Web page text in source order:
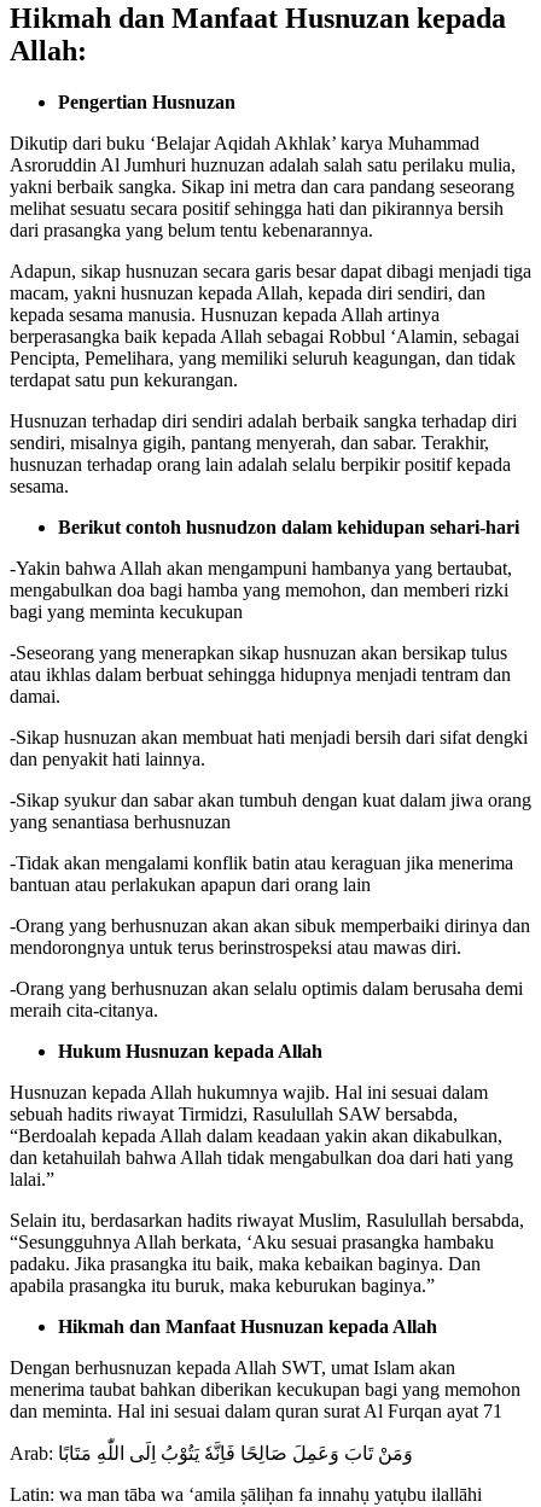
Hikmah dan Manfaat Husnuzan kepada
Allah:
Pengertian Husnuzan
Dikutip dari buku ‘Belajar Aqidah Akhlak’ karya Muhammad
Asroruddin Al Jumhuri huznuzan adalah salah satu perilaku mulia,
yakni berbaik sangka. Sikap ini metra dan cara pandang seseorang
melihat sesuatu secara positif sehingga hati dan pikirannya bersih
dari prasangka yang belum tentu kebenarannya.
Adapun, sikap husnuzan secara garis besar dapat dibagi menjadi tiga
macam, yakni husnuzan kepada Allah, kepada diri sendiri, dan
kepada sesama manusia. Husnuzan kepada Allah artinya
berperasangka baik kepada Allah sebagai Robbul ‘Alamin, sebagai
Pencipta, Pemelihara, yang memiliki seluruh keagungan, dan tidak
terdapat satu pun kekurangan.
Husnuzan terhadap diri sendiri adalah berbaik sangka terhadap diri
sendiri, misalnya gigih, pantang menyerah, dan sabar. Terakhir,
husnuzan terhadap orang lain adalah selalu berpikir positif kepada
sesama.
Berikut contoh husnudzon dalam kehidupan sehari-hari
-Yakin bahwa Allah akan mengampuni hambanya yang bertaubat,
mengabulkan doa bagi hamba yang memohon, dan memberi rizki
bagi yang meminta kecukupan
-Seseorang yang menerapkan sikap husnuzan akan bersikap tulus
atau ikhlas dalam berbuat sehingga hidupnya menjadi tentram dan
damai.
-Sikap husnuzan akan membuat hati menjadi bersih dari sifat dengki
dan penyakit hati lainnya.
-Sikap syukur dan sabar akan tumbuh dengan kuat dalam jiwa orang
yang senantiasa berhusnuzan
-Tidak akan mengalami konflik batin atau keraguan jika menerima
bantuan atau perlakukan apapun dari orang lain
-Orang yang berhusnuzan akan akan sibuk memperbaiki dirinya dan
mendorongnya untuk terus berinstrospeksi atau mawas diri.
-Orang yang berhusnuzan akan selalu optimis dalam berusaha demi
meraih cita-citanya.
Hukum Husnuzan kepada Allah
Husnuzan kepada Allah hukumnya wajib. Hal ini sesuai dalam
sebuah hadits riwayat Tirmidzi, Rasulullah SAW bersabda,
“Berdoalah kepada Allah dalam keadaan yakin akan dikabulkan,
dan ketahuilah bahwa Allah tidak mengabulkan doa dari hati yang
lalai.”
Selain itu, berdasarkan hadits riwayat Muslim, Rasulullah bersabda,
“Sesungguhnya Allah berkata, ‘Aku sesuai prasangka hambaku
padaku. Jika prasangka itu baik, maka kebaikan baginya. Dan
apabila prasangka itu buruk, maka keburukan baginya.”
Hikmah dan Manfaat Husnuzan kepada Allah
Dengan berhusnuzan kepada Allah SWT, umat Islam akan
menerima taubat bahkan diberikan kecukupan bagi yang memohon
dan meminta. Hal ini sesuai dalam quran surat Al Furqan ayat 71
Arab: وَمَنْ تَابَ وَعَمِلَ صَالِحًا فَاِنَّهٗ يَتُوْبُ اِلَى اللّٰهِ مَتَابًا
Latin: wa man tāba wa ‘amila ṣāliḥan fa innahụ yatụbu ilallāhi